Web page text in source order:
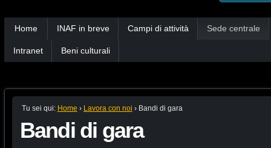
Home INAF in breve Campi di attività Sede centrale
Intranet Beni culturali
Tu sei qui: Home › Lavora con noi › Bandi di gara
Bandi di gara